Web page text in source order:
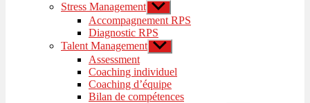
Stress Management Afficher
le
sous-
menu
Accompagnement RPS
Diagnostic RPS
Talent Management Afficher
le
sous-
menu
Assessment
Coaching individuel
Coaching d’équipe
Bilan de compétences